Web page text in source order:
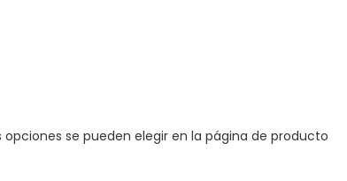
se pueden elegir en la página de producto